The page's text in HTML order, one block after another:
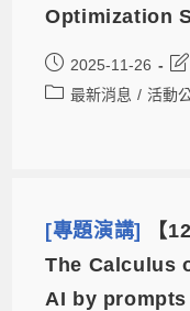
Optimization
2025-11-26
最新消息 / 活動
[專題演講]
【
The Calculus
AI by